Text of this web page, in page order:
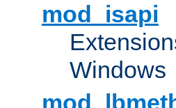
mod_isapi
Windows